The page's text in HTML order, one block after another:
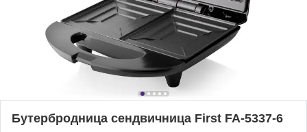
Бутербродница сендвичница First FA-5337-6